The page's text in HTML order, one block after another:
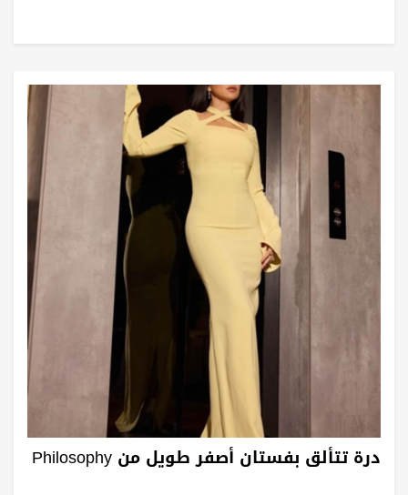
درة تتألق بفستان أصفر طويل من Philosophy